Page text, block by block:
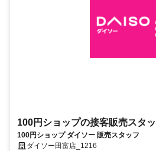
100円ショップの接客販売スタ
100円ショップ ダイソー 販売スタッフ
ダイソー田富店_1216